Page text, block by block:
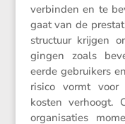
verbinden en te
gaat van de
struc­tuur krijgen
gingen zoals
eerde gebrui­kers
risico vormt
kosten verhoogt.
organi­sa­ties